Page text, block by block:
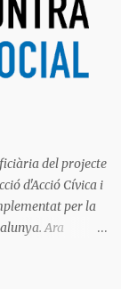
del projecte
d'Acció Cívica i
per la
Ara